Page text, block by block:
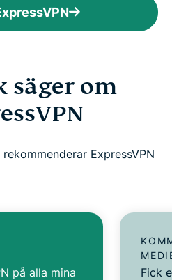
säger om
ExpressVPN
på alla mina
Fick